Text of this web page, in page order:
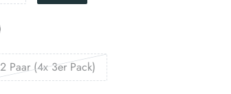
Paar (4x 3er Pack)